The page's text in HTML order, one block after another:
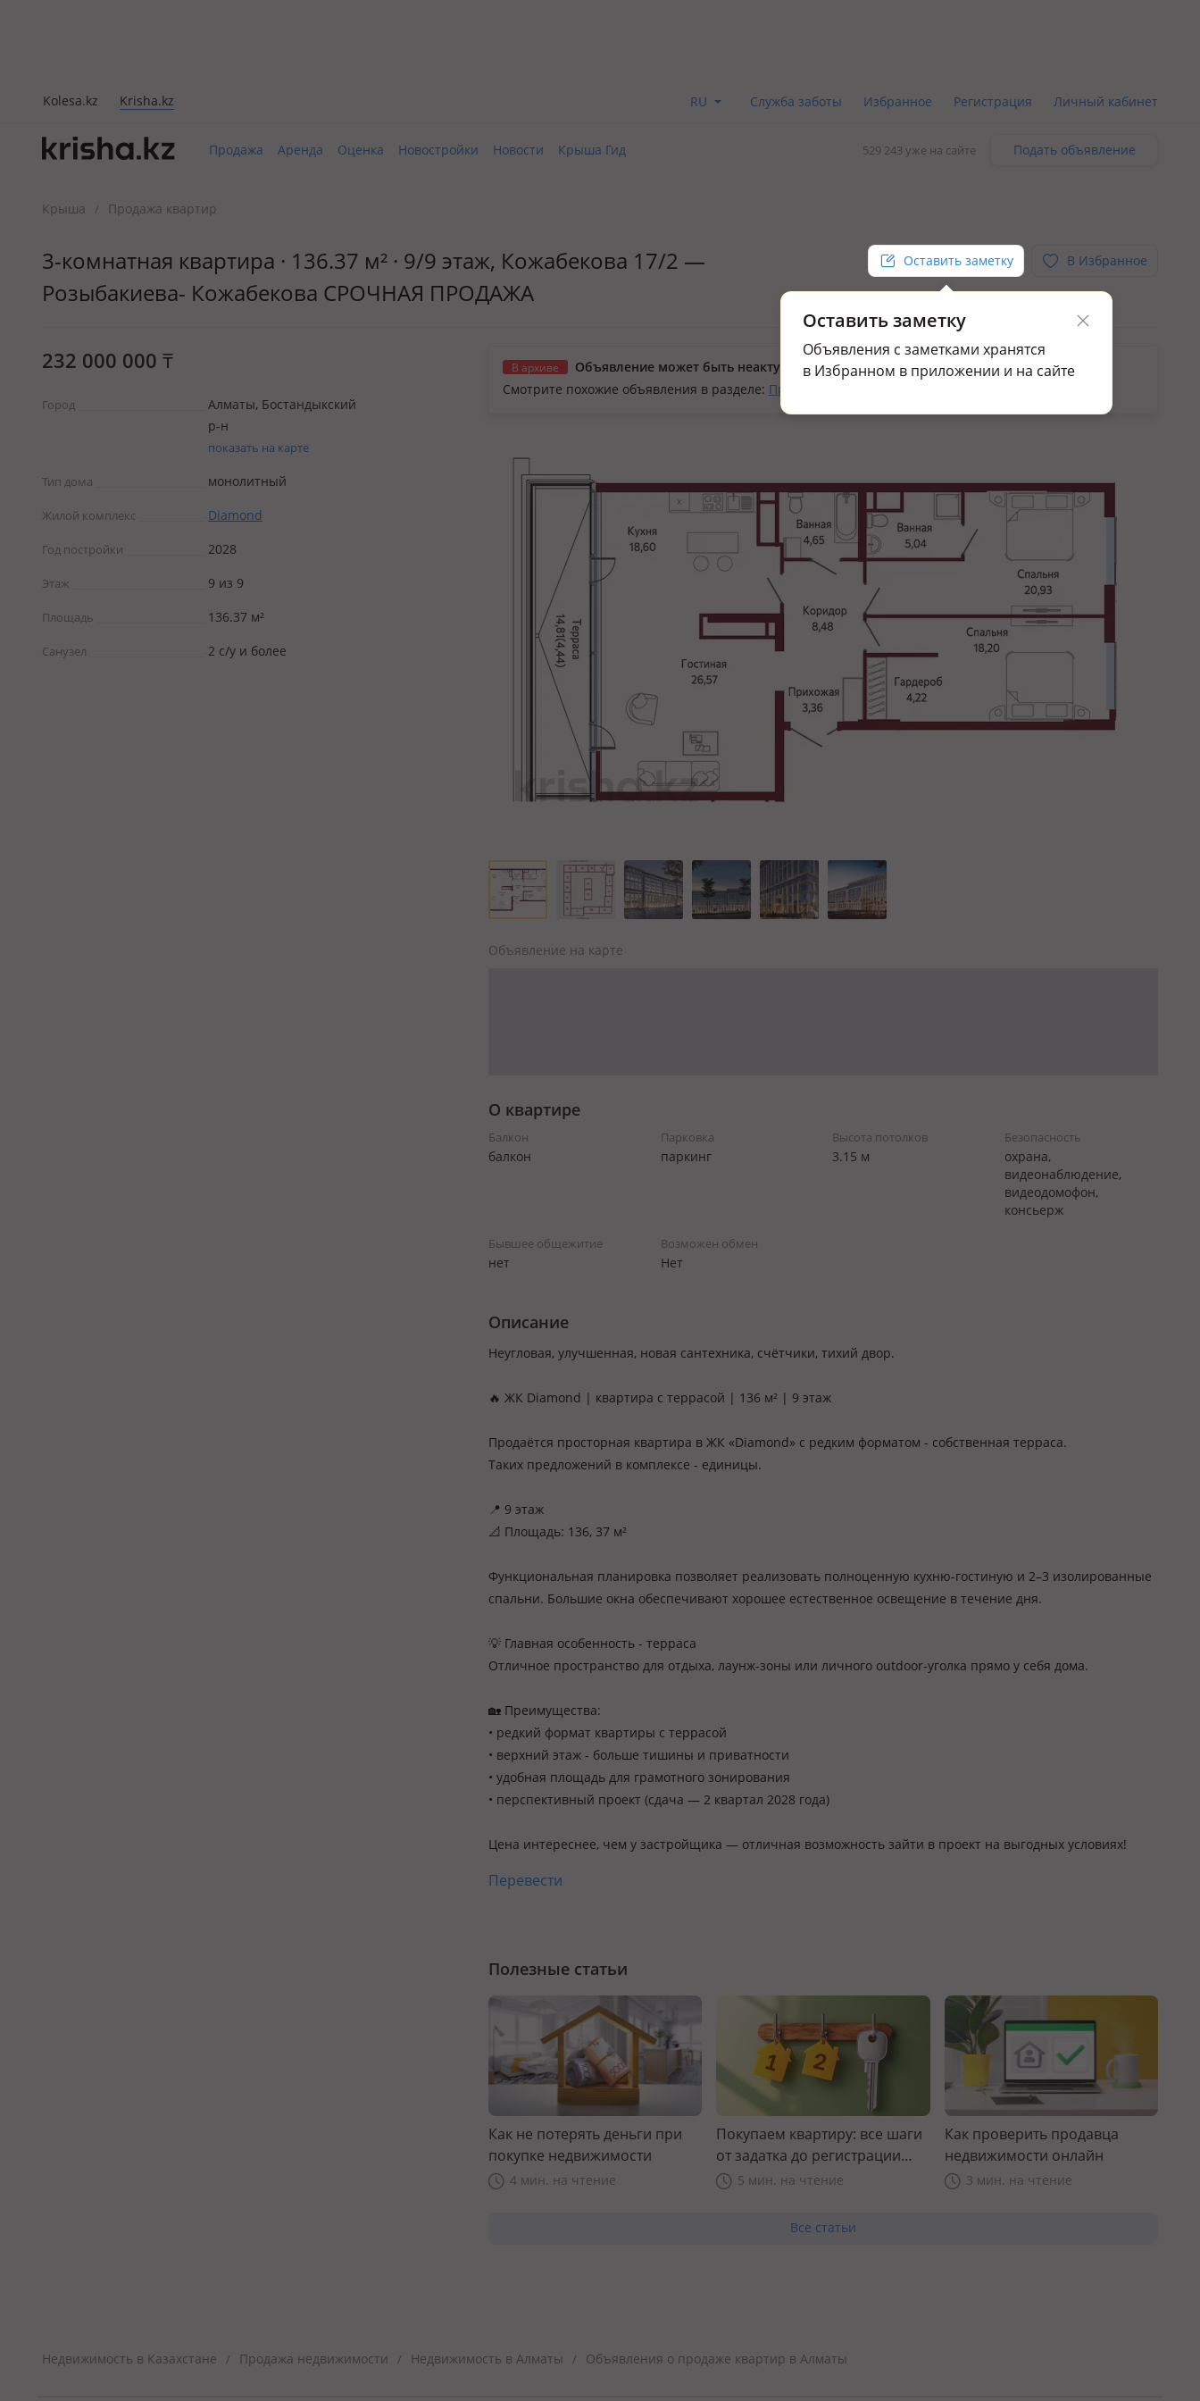
Kolesa.kz Krisha.kz RU Служба заботы Избранное Регистрация Личный кабинет
Продажа Аренда Оценка Новостройки Новости Крыша Гид 529 243 уже на сайте Подать объявление
Крыша / Продажа квартир
3-комнатная квартира · 136.37 м² · 9/9 этаж, Кожабекова 17/2 —
Розыбакиева- Кожабекова СРОЧНАЯ ПРОДАЖА
Оставить заметку
Оставить заметку
Объявления с заметками хранятся
в Избранном в приложении и на сайте
В Избранное
232 000 000 ₸
Город
Алматы, Бостандыкский
р-н
показать на карте
Тип дома монолитный
Жилой комплекс Diamond
Год постройки 2028
Этаж 9 из 9
Площадь 136.37 м²
Санузел 2 с/у и более
В архиве
Объявление может быть неактуальным.
Смотрите похожие объявления в разделе: Продажа квартир в Бостандыкском р-не
Объявление на карте
О квартире
Балкон
балкон
Парковка
паркинг
Высота потолков
3.15 м
Безопасность
охрана,
видеонаблюдение,
видеодомофон,
консьерж
Бывшее общежитие
нет
Возможен обмен
Нет
Описание
Неугловая, улучшенная, новая сантехника, счётчики, тихий двор.
🔥 ЖК Diamond | квартира с террасой | 136 м² | 9 этаж
Продаётся просторная квартира в ЖК «Diamond» с редким форматом - собственная терраса.
Таких предложений в комплексе - единицы.
📍 9 этаж
📐 Площадь: 136, 37 м²
Функциональная планировка позволяет реализовать полноценную кухню-гостиную и 2–3 изолированные
спальни. Большие окна обеспечивают хорошее естественное освещение в течение дня.
💡 Главная особенность - терраса
Отличное пространство для отдыха, лаунж-зоны или личного outdoor-уголка прямо у себя дома.
🏡 Преимущества:
• редкий формат квартиры с террасой
• верхний этаж - больше тишины и приватности
• удобная площадь для грамотного зонирования
• перспективный проект (сдача — 2 квартал 2028 года)
Цена интереснее, чем у застройщика — отличная возможность зайти в проект на выгодных условиях!
Перевести
Полезные статьи
Как не потерять деньги при
покупке недвижимости
4 мин. на чтение
Покупаем квартиру: все шаги
от задатка до регистрации
прав5 мин. на чтение
Как проверить продавца
недвижимости онлайн
3 мин. на чтение
Все статьи
Недвижимость в Казахстане / Продажа недвижимости / Недвижимость в Алматы / Объявления о продаже квартир в Алматы